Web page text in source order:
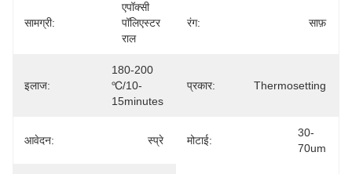
सामग्री:
एपॉक्सी
पॉलिएस्टर
राल
रंग: साफ़
इलाज:
180-200
℃/10-
15minutes
प्रकार: Thermosetting
आवेदन: स्प्रे मोटाई:
30-
70um